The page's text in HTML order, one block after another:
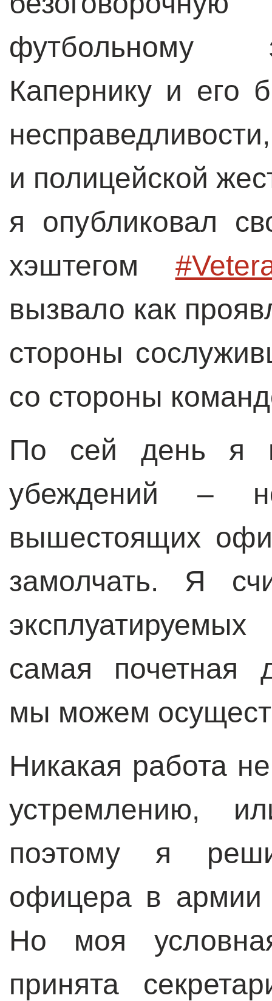
футбольному
Капернику и его
и полицейской
я опубликовал
хэштегом
вызвало как
стороны
со стороны
По сей день я
убеждений –
вышестоящих
замолчать. Я
самая почетная
мы можем
Никакая работа
устремлению,
поэтому я
офицера в армии
Но моя
принята